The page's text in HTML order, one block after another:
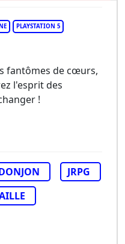
PLAYSTATION 5
fantômes de cœurs,
l'esprit des
!
JRPG